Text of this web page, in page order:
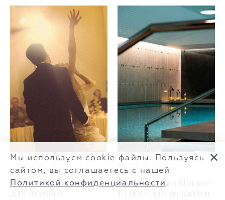
100+ лучших песен
Лучшие спа в Москве:
Мы используем cookie файлы. Пользуясь
сайтом, вы соглашаетесь с нашей
Политикой конфиденциальности .
✕